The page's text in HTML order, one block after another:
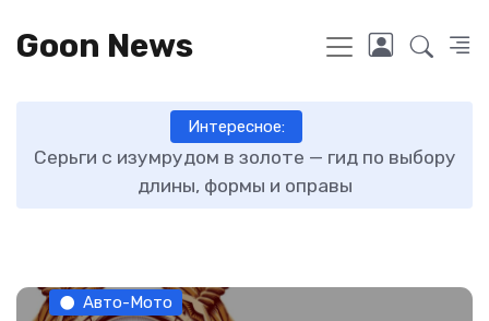
Goon News
Интересное:
Серьги с изумрудом в золоте — гид по выбору
длины, формы и оправы
Авто-Мото